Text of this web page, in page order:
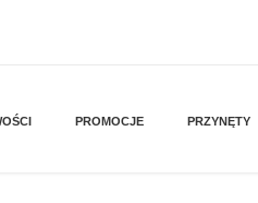
PROMOCJE PRZYNĘTY